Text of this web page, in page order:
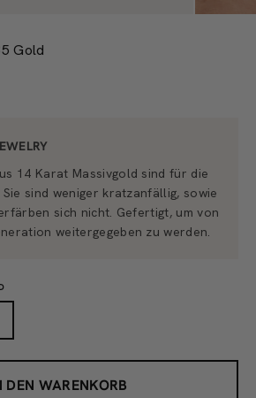
Gold
14 Karat Massivgold sind für die
Sie sind weniger kratzanfällig, sowie
sich nicht. Gefertigt, um von
weitergegeben zu werden.
DEN WARENKORB